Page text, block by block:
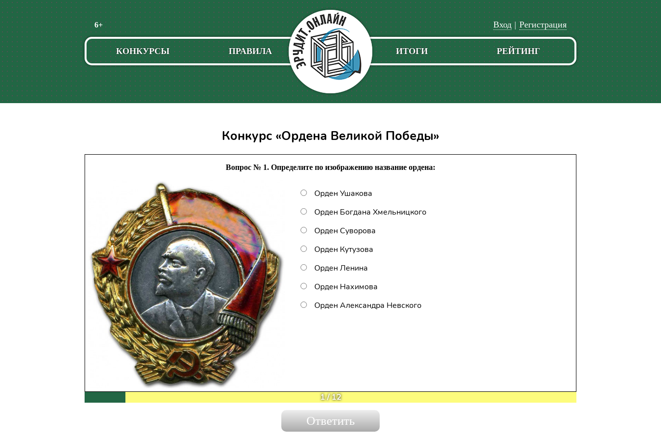
6+
Пропустить
навигацию
Регистрация
|
Вход
КОНКУРСЫ ПРАВИЛА РЕЙТИНГ
ИТОГИ
Конкурс «Ордена Великой Победы»
Вопрос № 1. Определите по изображению название ордена:
Орден Ушакова
Орден Богдана Хмельницкого
Орден Суворова
Орден Кутузова
Орден Ленина
Орден Нахимова
Орден Александра Невского
1/12